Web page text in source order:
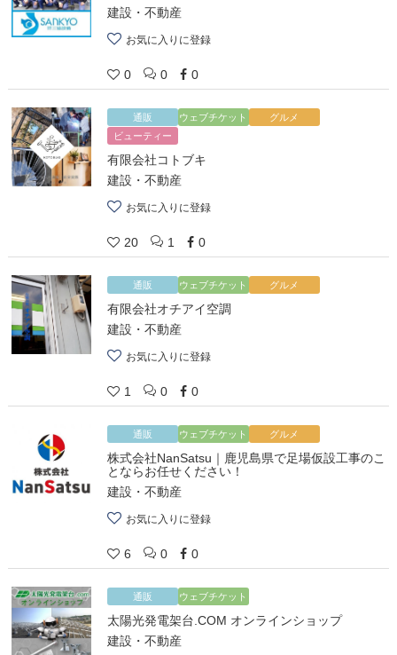
建設・不動産
お気に入りに登録
0 0 0
通販 ウェブチケット
グルメ
ビューティー
有限会社コトブキ
建設・不動産
お気に入りに登録
20 1 0
通販 ウェブチケット グルメ
有限会社オチアイ空調
建設・不動産
お気に入りに登録
1 0 0
通販 ウェブチケット グルメ
株式会社NanSatsu｜鹿児島県で足場仮設工事のこ
とならお任せください！
建設・不動産
お気に入りに登録
6 0 0
通販 ウェブチケット
太陽光発電架台.COM オンラインショップ
建設・不動産